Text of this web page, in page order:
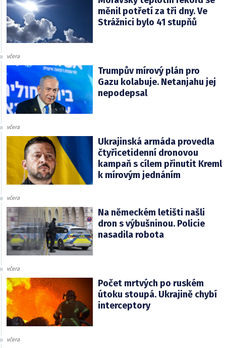
měnil potřetí za tři dny. Ve
Strážnici bylo 41 stupňů
včera
Trumpův mírový plán pro
Gazu kolabuje. Netanjahu jej
nepodepsal
včera
Ukrajinská armáda provedla
čtyřicetidenní dronovou
kampaň s cílem přinutit Kreml
k mírovým jednáním
včera
Na německém letišti našli
dron s výbušninou. Policie
nasadila robota
včera
Počet mrtvých po ruském
útoku stoupá. Ukrajině chybí
interceptory
včera